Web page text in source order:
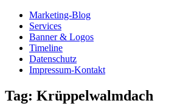
Marketing-Blog
Services
Banner & Logos
Timeline
Datenschutz
Impressum-Kontakt
Tag: Krüppelwalmdach